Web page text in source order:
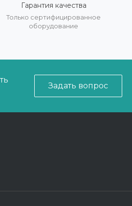
Гарантия качества
Только сертифицированное
оборудование
Задать вопрос